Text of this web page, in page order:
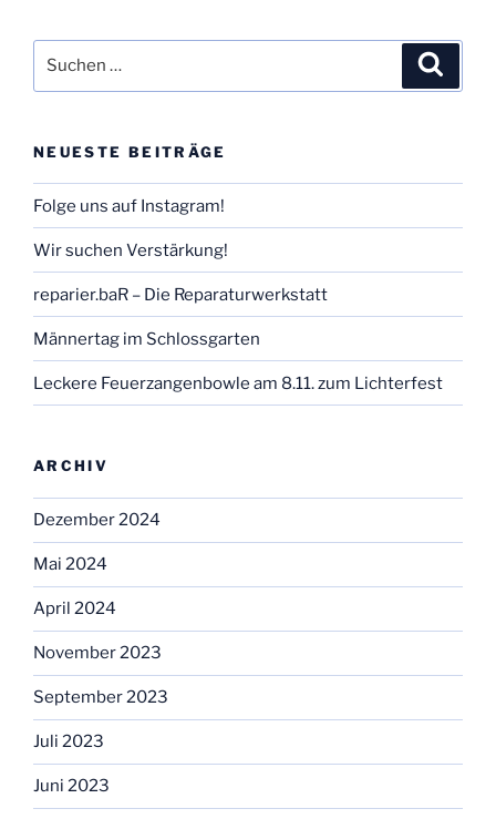
nach:
NEUESTE BEITRÄGE
Folge uns auf Instagram!
Wir suchen Verstärkung!
reparier.baR – Die Reparaturwerkstatt
Männertag im Schlossgarten
Leckere Feuerzangenbowle am 8.11. zum Lichterfest
ARCHIV
Dezember 2024
Mai 2024
April 2024
November 2023
September 2023
Juli 2023
Juni 2023